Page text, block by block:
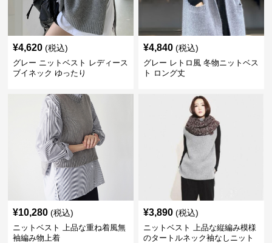
¥4,620 (税込)
グレー ニットベスト レディース
ブイネック ゆったり
¥4,840 (税込)
グレー レトロ風 冬物ニットベス
ト ロング丈
¥10,280 (税込)
ニットベスト 上品な重ね着風無
袖編み物上着
¥3,890 (税込)
ニットベスト 上品な縦編み模様
のタートルネック袖なしニット